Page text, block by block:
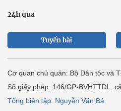
24h qua
Tuyến bài
Cơ quan chủ quản: Bộ Dân tộc và
Số giấy phép: 146/GP-BVHTTDL,
Tổng biên tập: Nguyễn Văn Bá